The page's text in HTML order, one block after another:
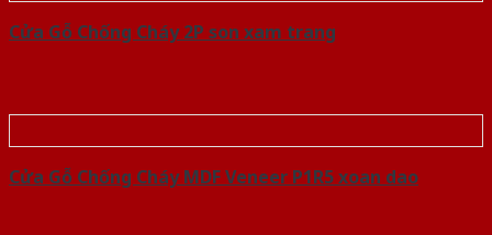
Cửa Gỗ Chống Cháy 2P son xam trang
Cửa Gỗ Chống Cháy MDF Veneer P1R5 xoan dao